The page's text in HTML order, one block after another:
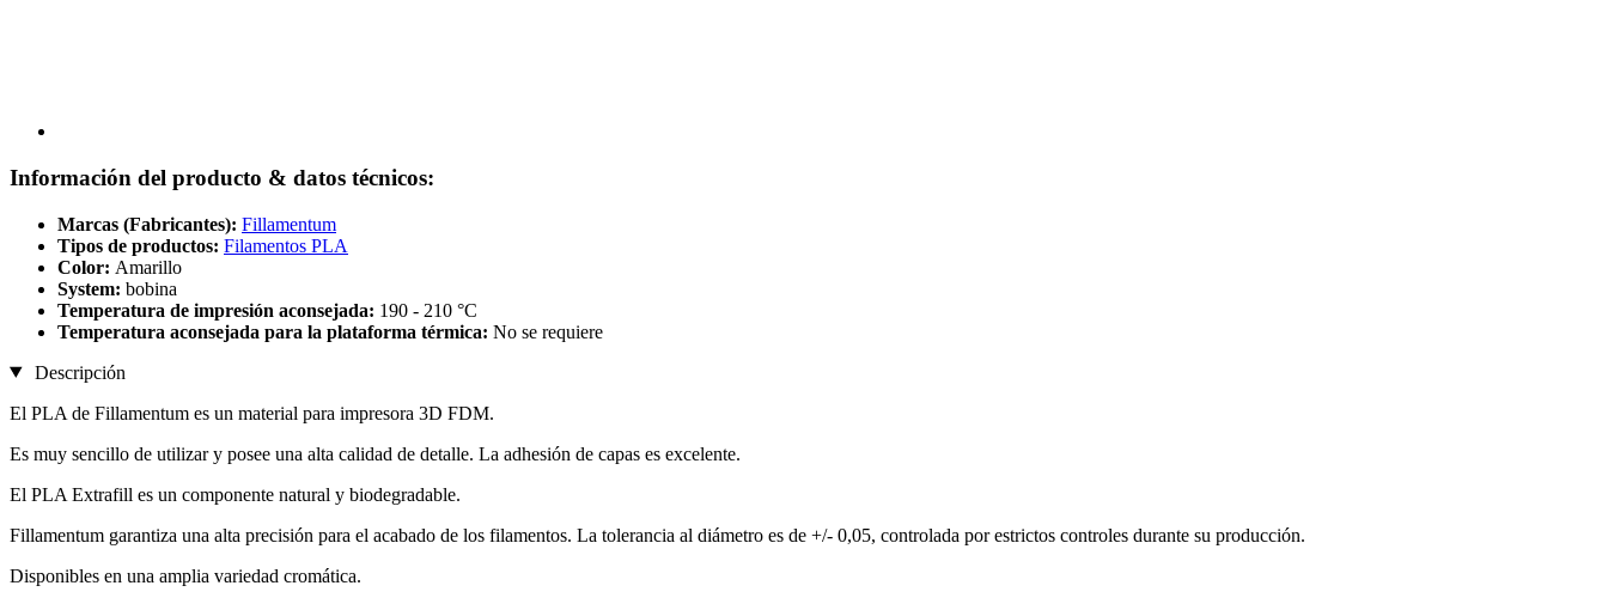
Información del producto & datos técnicos:
Marcas (Fabricantes): Fillamentum
Tipos de productos: Filamentos PLA
Color: Amarillo
System: bobina
Temperatura de impresión aconsejada: 190 - 210 °C
Temperatura aconsejada para la plataforma térmica: No se requiere
Descripción
El PLA de Fillamentum es un material para impresora 3D FDM.
Es muy sencillo de utilizar y posee una alta calidad de detalle. La adhesión de capas es excelente.
El PLA Extrafill es un componente natural y biodegradable.
Fillamentum garantiza una alta precisión para el acabado de los filamentos. La tolerancia al diámetro es de +/- 0,05, controlada por estrictos controles durante su producción.
Disponibles en una amplia variedad cromática.